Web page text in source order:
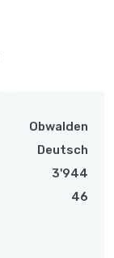
Obwalden
Deutsch
3'944
46